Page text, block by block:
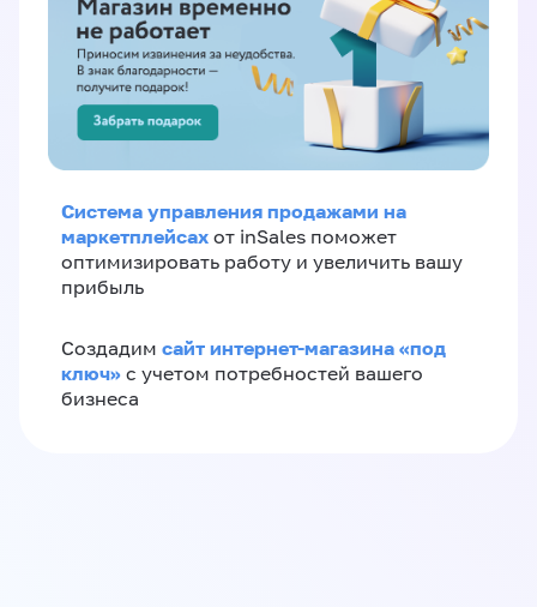
Система управления продажами на
маркетплейсах от inSales поможет
оптимизировать работу и увеличить вашу
прибыль
Создадим сайт интернет-магазина «под
ключ» с учетом потребностей вашего
бизнеса